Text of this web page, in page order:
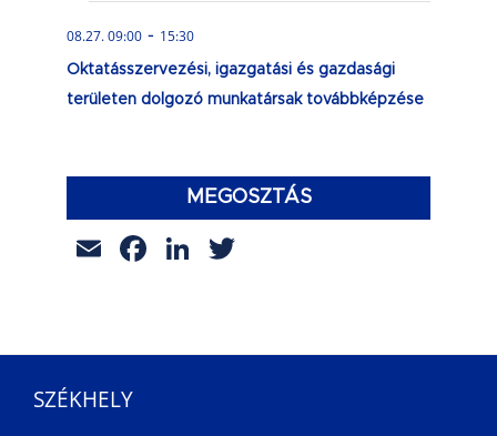
08.27. 09:00 - 15:30
Oktatásszervezési, igazgatási és gazdasági
területen dolgozó munkatársak továbbképzése
MEGOSZTÁS
EmailFacebook
LinkedIn
SZÉKHELY